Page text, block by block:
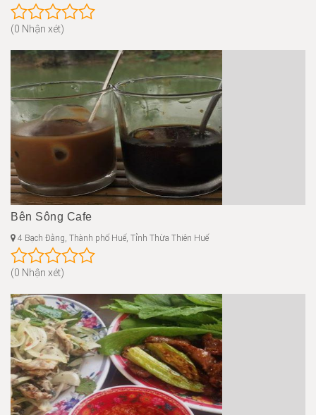
(0 Nhận xét)
Bên Sông Cafe
4 Bạch Đằng, Thành phố Huế, Tỉnh Thừa Thiên Huế
(0 Nhận xét)